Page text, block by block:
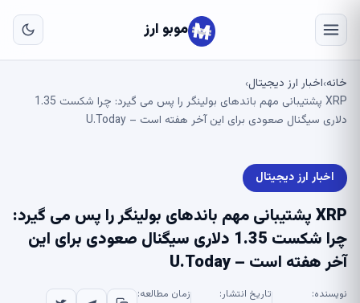
موبو ارز
خانه›اخبار ارز دیجیتال›
XRP پشتیبانی مهم باندهای بولینگر را پس می گیرد: چرا شکست 1.35
دلاری سیگنال صعودی برای این آخر هفته است – U.Today
اخبار ارز دیجیتال
XRP پشتیبانی مهم باندهای بولینگر را پس می گیرد:
چرا شکست 1.35 دلاری سیگنال صعودی برای این
آخر هفته است – U.Today
نویسنده: تاریخ انتشار: زمان مطالعه: